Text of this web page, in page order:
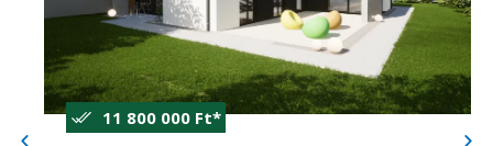
11 800 000 Ft*